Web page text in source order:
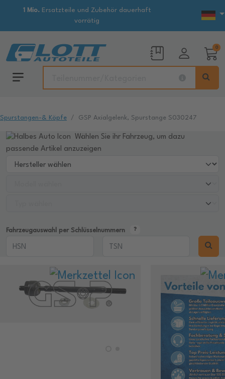
1 Mio.Ersatzteile und Zubehör dauerhaft
vorrätig
0
Spurstangen-& Köpfe GSP Axialgelenk, Spurstange S030247
Wählen Sie ihr Fahrzeug, um dazu
passende Artikel anzuzeigen
Fahrzeugauswahl per Schlüsselnummern